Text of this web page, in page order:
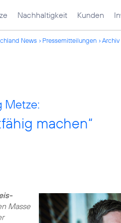
Nachhaltigkeit Kunden
News Pressemitteilungen Archiv
Metze:
machen“
Masse